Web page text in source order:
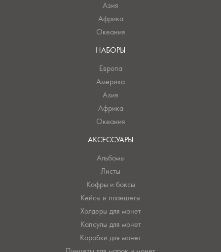
Азия
Африка
Океания
НАБОРЫ
Европа
Америка
Азия
Африка
Океания
АКСЕССУАРЫ
Альбомы
Листы
Кофры и боксы
Кейсы и планшеты
Холдеры для монет
Капсулы для монет
Коробки для монет